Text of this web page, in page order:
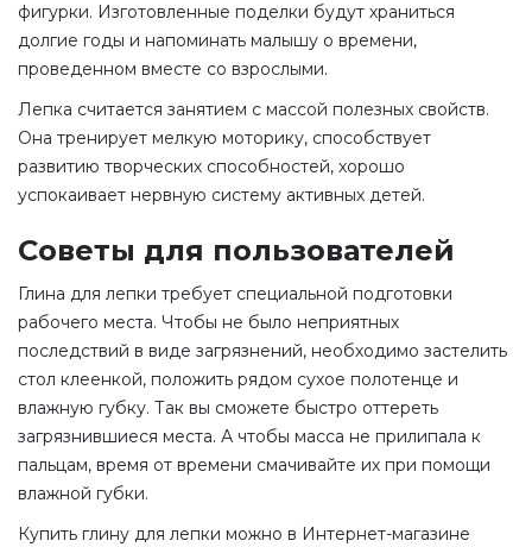
фигурки. Изготовленные поделки будут храниться
долгие годы и напоминать малышу о времени,
проведенном вместе со взрослыми.
Лепка считается занятием с массой полезных свойств.
Она тренирует мелкую моторику, способствует
развитию творческих способностей, хорошо
успокаивает нервную систему активных детей.
Советы для пользователей
Глина для лепки требует специальной подготовки
рабочего места. Чтобы не было неприятных
последствий в виде загрязнений, необходимо застелить
стол клеенкой, положить рядом сухое полотенце и
влажную губку. Так вы сможете быстро оттереть
загрязнившиеся места. А чтобы масса не прилипала к
пальцам, время от времени смачивайте их при помощи
влажной губки.
Купить глину для лепки можно в Интернет-магазине